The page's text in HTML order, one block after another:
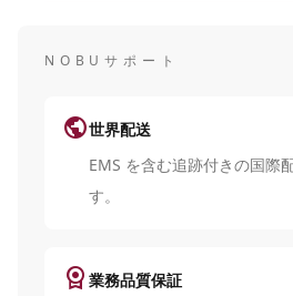
NOBUサポート
public世界配送
EMS を含む追跡付きの国際
す。
license 業務品質保証